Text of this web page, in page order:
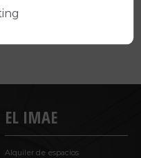
EL IMAE
Alquiler de espacios